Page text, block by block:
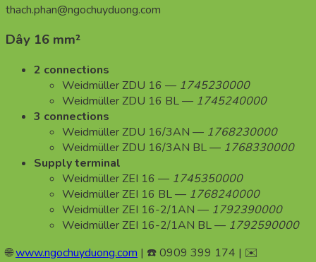
thach.phan@ngochuyduong.com
Dây 16 mm²
2 connections
Weidmüller ZDU 16 — 1745230000
Weidmüller ZDU 16 BL — 1745240000
3 connections
Weidmüller ZDU 16/3AN — 1768230000
Weidmüller ZDU 16/3AN BL — 1768330000
Supply terminal
Weidmüller ZEI 16 — 1745350000
Weidmüller ZEI 16 BL — 1768240000
Weidmüller ZEI 16-2/1AN — 1792390000
Weidmüller ZEI 16-2/1AN BL — 1792590000
🌐www.ngochuyduong.com | ☎️ 0909 399 174 | ✉️